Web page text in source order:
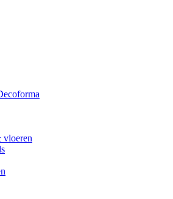
vloeren